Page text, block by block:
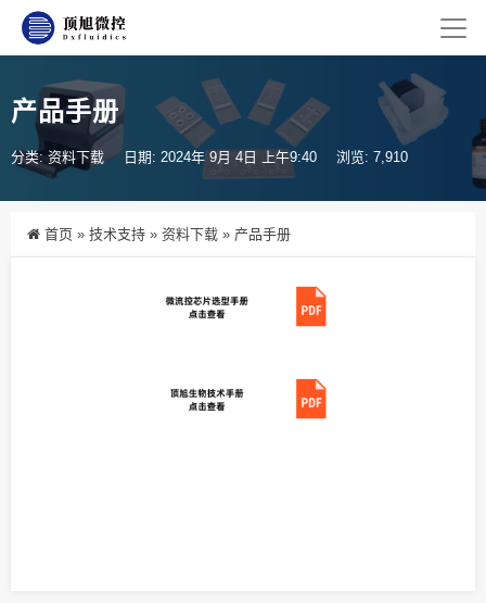
产品手册
分类: 资料下载 日期: 2024年 9月 4日 上午9:40 浏览: 7,910
首页 » 技术支持 » 资料下载 » 产品手册